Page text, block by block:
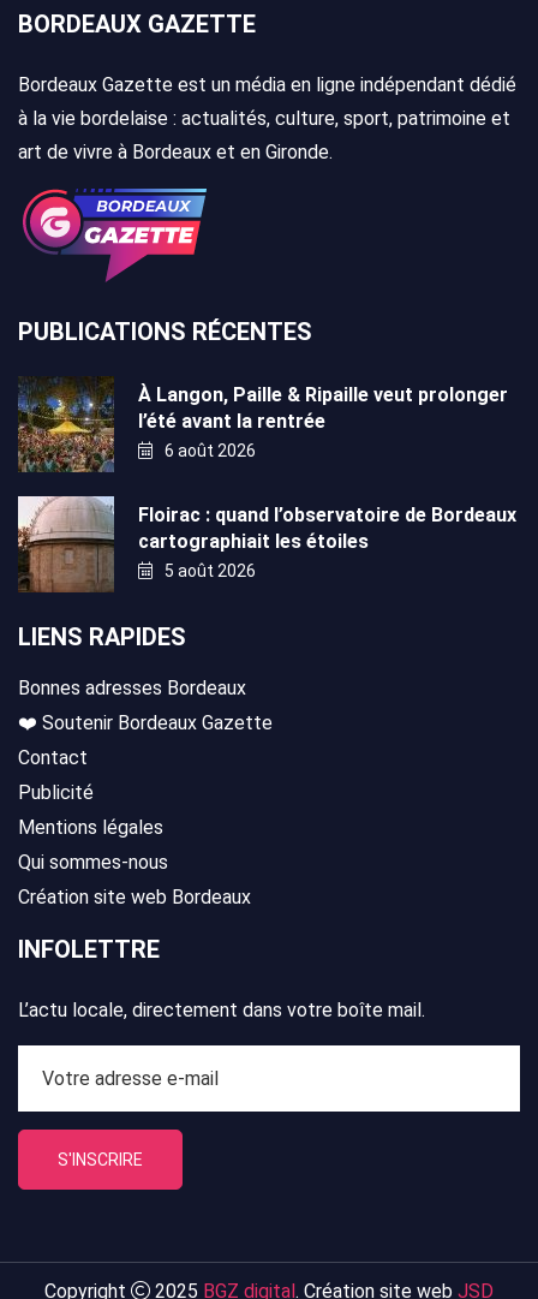
BORDEAUX GAZETTE
Bordeaux Gazette est un média en ligne indépendant dédié
à la vie bordelaise : actualités, culture, sport, patrimoine et
art de vivre à Bordeaux et en Gironde.
PUBLICATIONS RÉCENTES
À Langon, Paille & Ripaille veut prolonger
l’été avant la rentrée
6 août 2026
Floirac : quand l’observatoire de Bordeaux
cartographiait les étoiles
5 août 2026
LIENS RAPIDES
Bonnes adresses Bordeaux
❤️ Soutenir Bordeaux Gazette
Contact
Publicité
Mentions légales
Qui sommes-nous
Création site web Bordeaux
INFOLETTRE
L’actu locale, directement dans votre boîte mail.
S'INSCRIRE
Copyright 2025 BGZ digital. Création site web JSD